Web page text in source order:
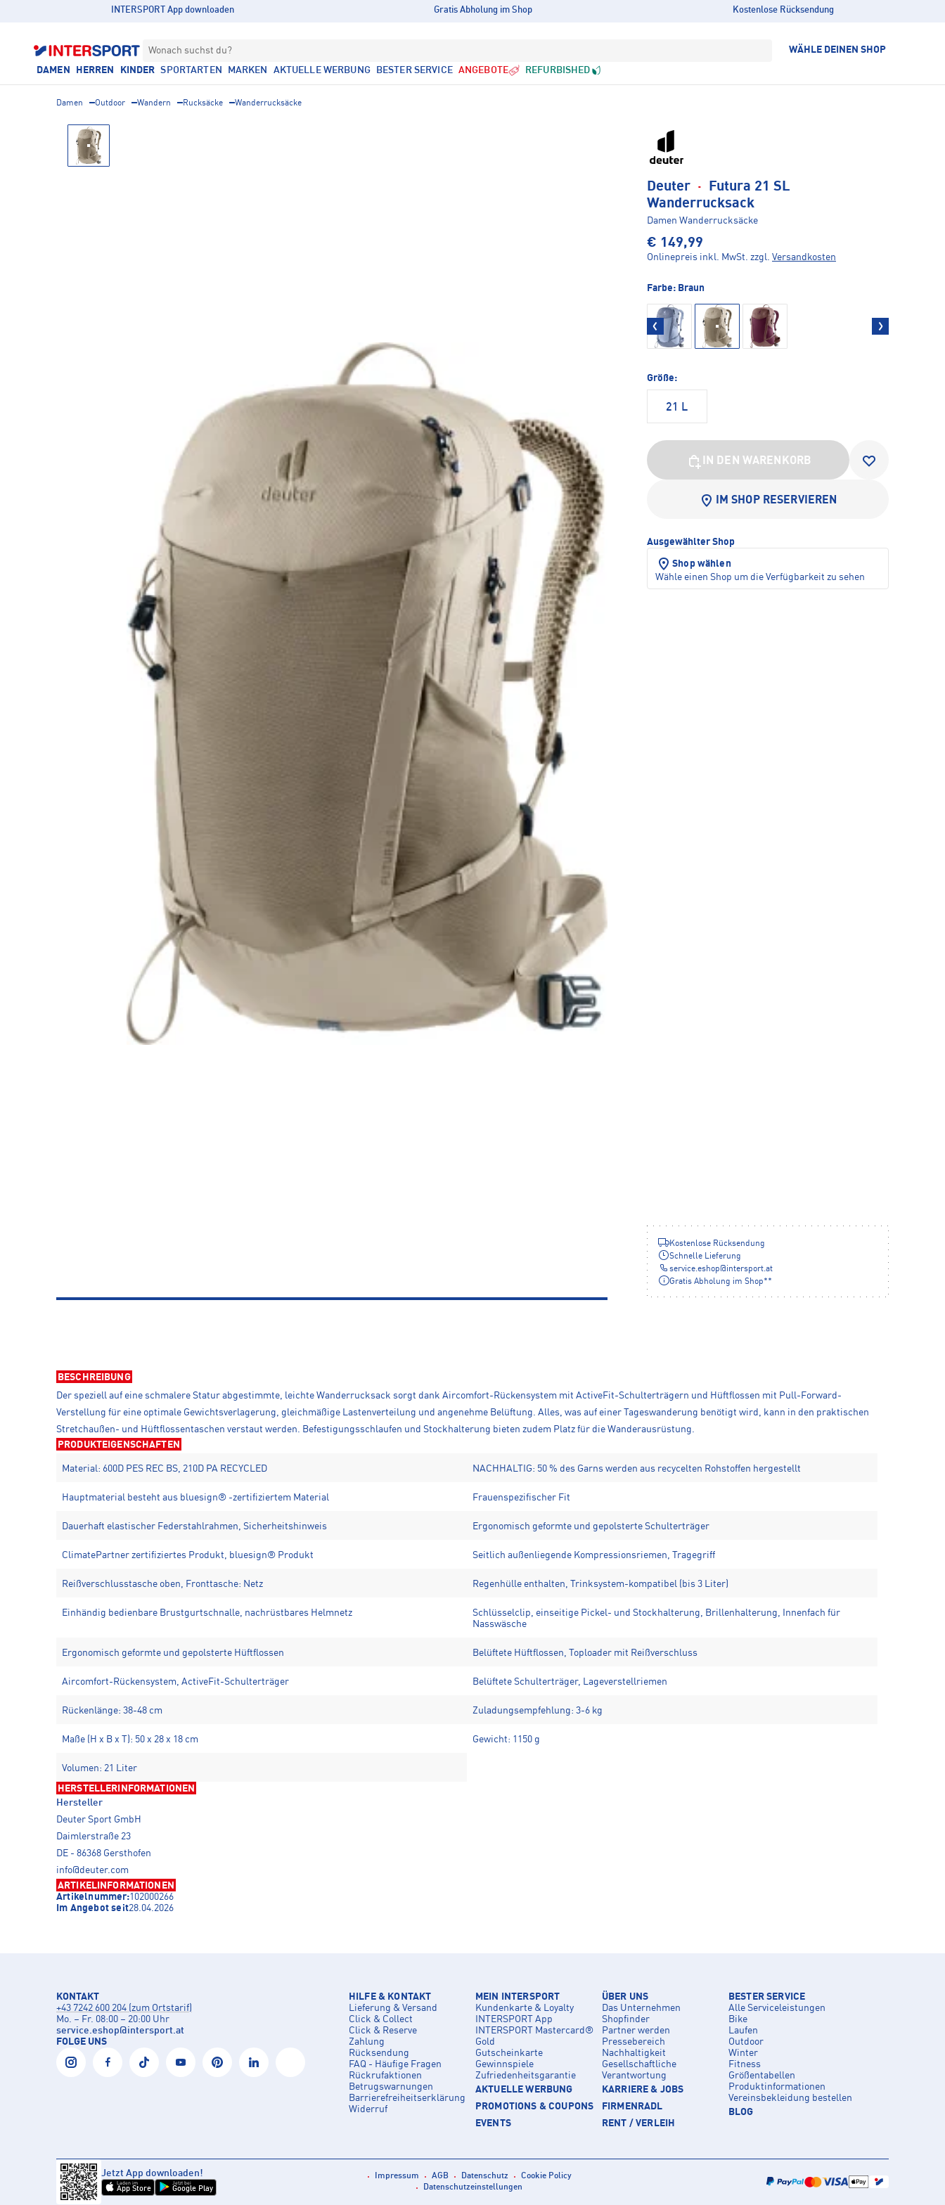
INTERSPORT App downloaden Gratis Abholung im Shop Kostenlose Rücksendung
Wonach suchst du? WÄHLE DEINEN SHOP
DAMEN HERREN KINDER SPORTARTEN MARKEN AKTUELLE WERBUNG BESTER SERVICE ANGEBOTE REFURBISHED
Damen Outdoor Wandern Rucksäcke Wanderrucksäcke
Deuter · Futura 21 SL
Wanderrucksack
Damen Wanderrucksäcke
€ 149,99
Onlinepreis inkl. MwSt. zzgl. Versandkosten
Farbe: Braun
Größe:
21 L
IN DEN WARENKORB
IM SHOP RESERVIEREN
Ausgewählter Shop
Shop wählen
Wähle einen Shop um die Verfügbarkeit zu sehen
Kostenlose Rücksendung
Schnelle Lieferung
service.eshop@intersport.at
Gratis Abholung im Shop**
BESCHREIBUNG
Der speziell auf eine schmalere Statur abgestimmte, leichte Wanderrucksack sorgt dank Aircomfort-Rückensystem mit ActiveFit-Schulterträgern und Hüftflossen mit Pull-Forward-
Verstellung für eine optimale Gewichtsverlagerung, gleichmäßige Lastenverteilung und angenehme Belüftung. Alles, was auf einer Tageswanderung benötigt wird, kann in den praktischen
Stretchaußen- und Hüftflossentaschen verstaut werden. Befestigungsschlaufen und Stockhalterung bieten zudem Platz für die Wanderausrüstung.
PRODUKTEIGENSCHAFTEN
Material: 600D PES REC BS, 210D PA RECYCLED NACHHALTIG: 50 % des Garns werden aus recycelten Rohstoffen hergestellt
Hauptmaterial besteht aus bluesign® -zertifiziertem Material Frauenspezifischer Fit
Dauerhaft elastischer Federstahlrahmen, Sicherheitshinweis Ergonomisch geformte und gepolsterte Schulterträger
ClimatePartner zertifiziertes Produkt, bluesign® Produkt Seitlich außenliegende Kompressionsriemen, Tragegriff
Reißverschlusstasche oben, Fronttasche: Netz Regenhülle enthalten, Trinksystem-kompatibel (bis 3 Liter)
Einhändig bedienbare Brustgurtschnalle, nachrüstbares Helmnetz
Schlüsselclip, einseitige Pickel- und Stockhalterung, Brillenhalterung, Innenfach für
Nasswäsche
Ergonomisch geformte und gepolsterte Hüftflossen Belüftete Hüftflossen, Toploader mit Reißverschluss
Aircomfort-Rückensystem, ActiveFit-Schulterträger Belüftete Schulterträger, Lageverstellriemen
Rückenlänge: 38-48 cm Zuladungsempfehlung: 3-6 kg
Maße (H x B x T): 50 x 28 x 18 cm Gewicht: 1150 g
Volumen: 21 Liter
HERSTELLERINFORMATIONEN
Hersteller
Deuter Sport GmbH
Daimlerstraße 23
DE - 86368 Gersthofen
info@deuter.com
ARTIKELINFORMATIONEN
Artikelnummer:102000266
Im Angebot seit28.04.2026
KONTAKT
+43 7242 600 204 (zum Ortstarif)
Mo. – Fr. 08:00 – 20:00 Uhr
service.eshop@intersport.at
FOLGE UNS
HILFE & KONTAKT
Lieferung & Versand
Click & Collect
Click & Reserve
Zahlung
Rücksendung
FAQ - Häufige Fragen
Rückrufaktionen
Betrugswarnungen
Barrierefreiheitserklärung
Widerruf
MEIN INTERSPORT
Kundenkarte & Loyalty
INTERSPORT App
INTERSPORT Mastercard®
Gold
Gutscheinkarte
Gewinnspiele
Zufriedenheitsgarantie
AKTUELLE WERBUNG
PROMOTIONS & COUPONS
EVENTS
ÜBER UNS
Das Unternehmen
Shopfinder
Partner werden
Pressebereich
Nachhaltigkeit
Gesellschaftliche
Verantwortung
KARRIERE & JOBS
FIRMENRADL
RENT / VERLEIH
BESTER SERVICE
Alle Serviceleistungen
Bike
Laufen
Outdoor
Winter
Fitness
Größentabellen
Produktinformationen
Vereinsbekleidung bestellen
BLOG
Jetzt App downloaden!
Laden im
App Store
Jetzt bei
Google Play
Impressum AGB Datenschutz
Cookie Policy
Datenschutzeinstellungen